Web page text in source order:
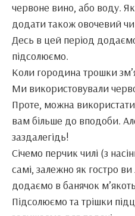
червоне вино, або воду.
додати також овочевий чи
Десь в цей період
підсолюємо.
Коли городина трошки
Ми використовували
Проте, можна
вам більше до вподоби.
заздалегідь!
Січемо перчик чилі (з
самі, залежно як гостро
додаємо в банячок
Підсолюємо та трішки